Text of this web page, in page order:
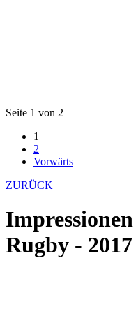
Seite 1 von 2
1
2
Vorwärts
ZURÜCK
Rugby - 2017